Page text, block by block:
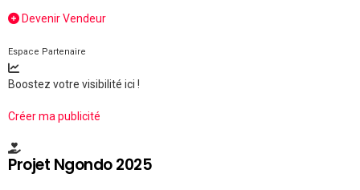
Devenir Vendeur
Espace Partenaire
Boostez votre visibilité ici !
Créer ma publicité
Projet Ngondo 2025